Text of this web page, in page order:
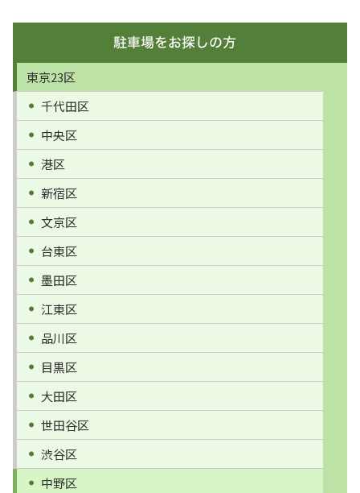
東京23区
千代田区
中央区
港区
新宿区
文京区
台東区
墨田区
江東区
品川区
目黒区
大田区
世田谷区
渋谷区
中野区